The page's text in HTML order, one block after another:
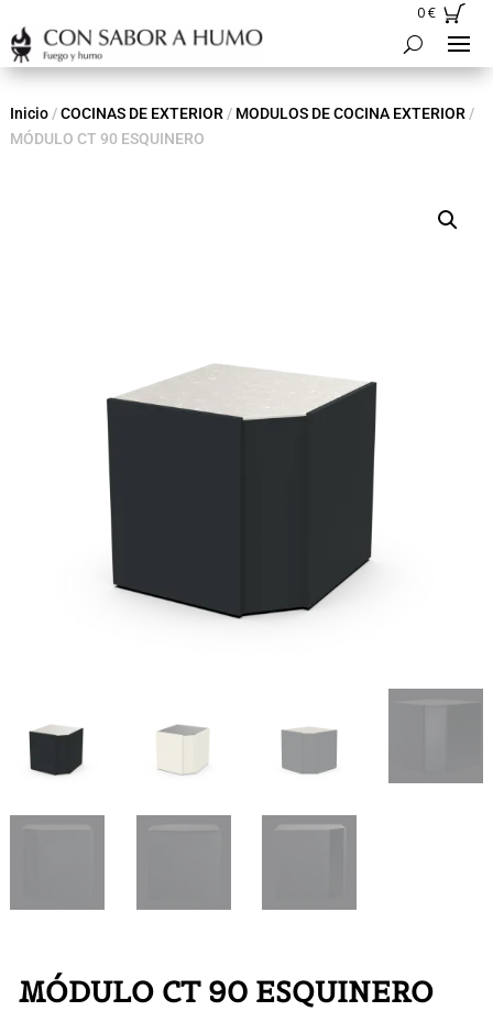
0€
Inicio/COCINAS DE EXTERIOR / MODULOS DE COCINA EXTERIOR /
MÓDULO CT 90 ESQUINERO
MÓDULO CT 90 ESQUINERO